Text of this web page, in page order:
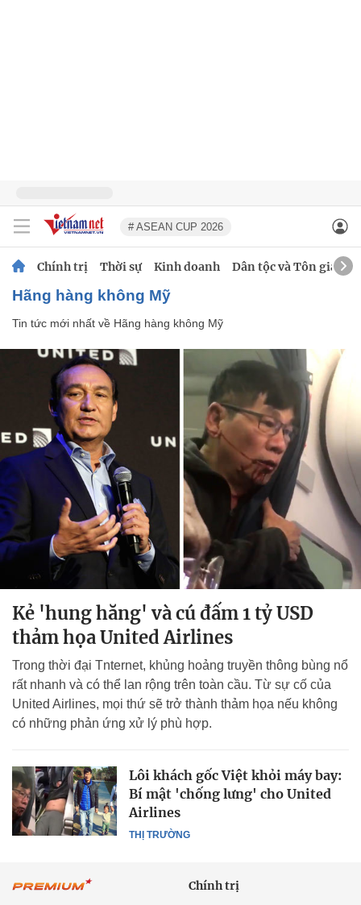
# ASEAN CUP 2026
Chính trị Thời sự Kinh doanh Dân tộc và Tôn giáo
Hãng hàng không Mỹ
Tin tức mới nhất về Hãng hàng không Mỹ
Kẻ 'hung hăng' và cú đấm 1 tỷ USD
thảm họa United Airlines
Trong thời đại Tnternet, khủng hoảng truyền thông bùng nổ
rất nhanh và có thể lan rộng trên toàn cầu. Từ sự cố của
United Airlines, mọi thứ sẽ trở thành thảm họa nếu không
có những phản ứng xử lý phù hợp.
THỊ TRƯỜNG
Lôi khách gốc Việt khỏi máy bay:
Bí mật 'chống lưng' cho United
Airlines
Chính trị